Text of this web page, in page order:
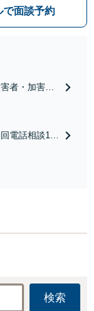
い。初回電話10分
親身なサポートを
で面談予約
害者・加害者
開示請求、慰
回電話相談10
形で解決出
相談可】
国対応可】検索